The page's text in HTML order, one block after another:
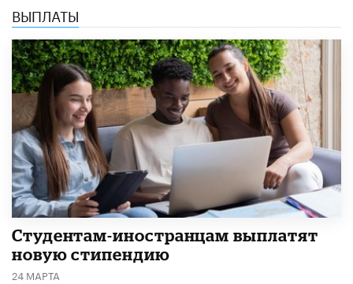
ВЫПЛАТЫ
Студентам-иностранцам выплатят
новую стипендию
24 МАРТА